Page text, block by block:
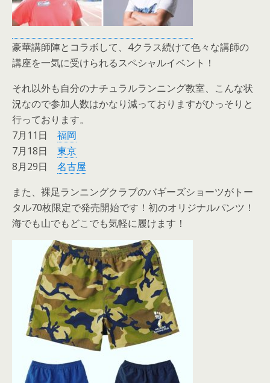
豪華講師陣とコラボして、4クラス続けて色々な講師の
講座を一気に受けられるスペシャルイベント！
それ以外も自分のナチュラルランニング教室、こんな状
況なので参加人数はかなり減っておりますがひっそりと
行っております。
7月11日 福岡
7月18日 東京
8月29日 名古屋
また、裸足ランニングクラブのバギーズショーツがトー
タル70枚限定で発売開始です！初のオリジナルパンツ！
海でも山でもどこでも気軽に履けます！